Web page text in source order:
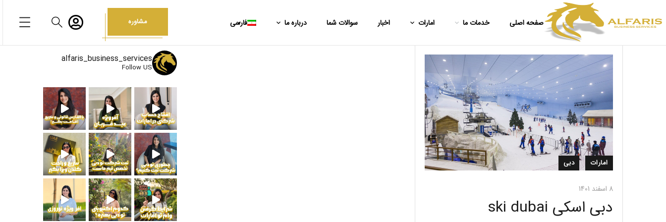
صفحه اصلی خدمات ما امارات اخبار سوالات شما درباره ما فارسی مشاوره
امارات دبی
8 اسفند 1401
دبی اسکی ski dubai
alfaris_business_services
Follow US
. “جهت دریافت اطلاعات بیشتر